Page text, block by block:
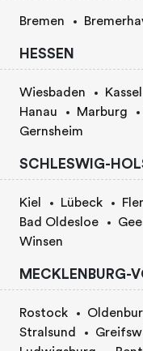
Bremen
HESSEN
Wiesbaden Kassel
Hanau
Marburg
Gernsheim
SCHLESWIG-
Kiel Lübeck
Bad Oldesloe
Winsen
MECKLENBURG-
Rostock
Stralsund